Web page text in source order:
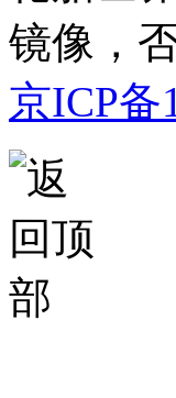
镜像，
京ICP备